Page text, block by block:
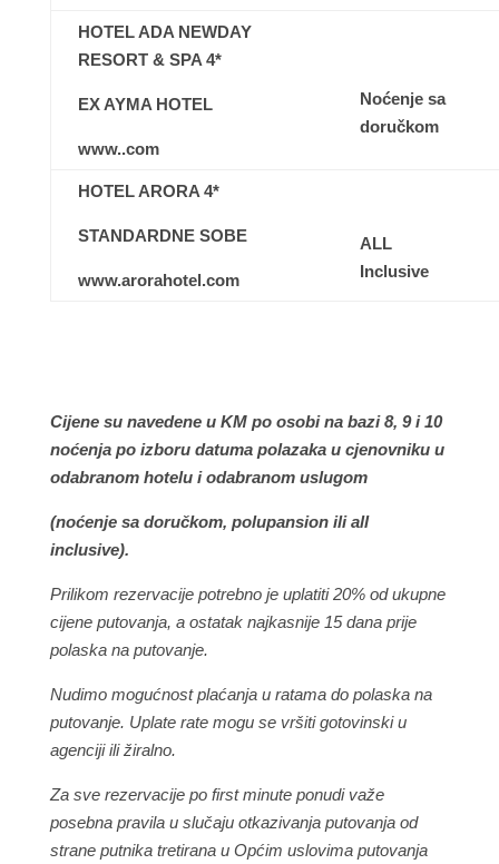
HOTEL ADA NEWDAY
RESORT & SPA 4*
EX AYMA HOTEL
www..com
Noćenje sa
doručkom
HOTEL ARORA 4*
STANDARDNE SOBE
www.arorahotel.com
ALL
Inclusive
Cijene su navedene u KM po osobi na bazi 8, 9 i 10
noćenja po izboru datuma polazaka u cjenovniku u
odabranom hotelu i odabranom uslugom
(noćenje sa doručkom, polupansion ili all
inclusive).
Prilikom rezervacije potrebno je uplatiti 20% od ukupne
cijene putovanja, a ostatak najkasnije 15 dana prije
polaska na putovanje.
Nudimo mogućnost plaćanja u ratama do polaska na
putovanje. Uplate rate mogu se vršiti gotovinski u
agenciji ili žiralno.
Za sve rezervacije po first minute ponudi važe
posebna pravila u slučaju otkazivanja putovanja od
strane putnika tretirana u Općim uslovima putovanja